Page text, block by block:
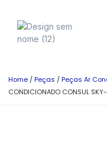
Home /Peças /Peças Ar
CONDICIONADO CONSUL